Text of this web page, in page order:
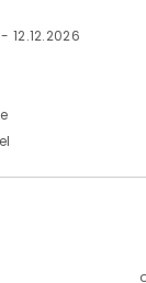
12.12.2026